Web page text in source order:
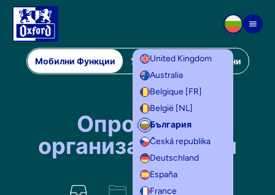
Преминаване към съдържанието
United Kingdom
Australia
Belgique [FR]
België [NL]
България
Česká republika
Deutschland
España
France
Мобилни Функции Уеб Функции Шаблони
Мобилни функции
Опростете
организацията си